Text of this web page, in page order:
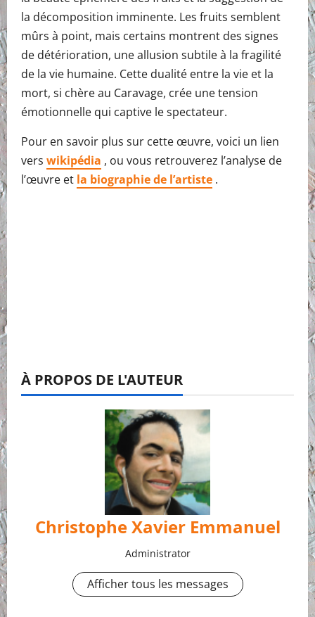
la décomposition imminente. Les fruits semblent
mûrs à point, mais certains montrent des signes
de détérioration, une allusion subtile à la fragilité
de la vie humaine. Cette dualité entre la vie et la
mort, si chère au Caravage, crée une tension
émotionnelle qui captive le spectateur.
Pour en savoir plus sur cette œuvre, voici un lien
vers wikipédia , ou vous retrouverez l’analyse de
l’œuvre et la biographie de l’artiste .
À PROPOS DE L'AUTEUR
Christophe Xavier Emmanuel
Administrator
Afficher tous les messages